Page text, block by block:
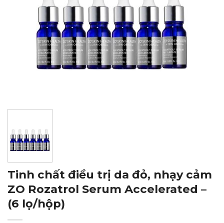
Tinh chất điều trị da đỏ, nhạy cảm
ZO Rozatrol Serum Accelerated –
(6 lọ/hộp)